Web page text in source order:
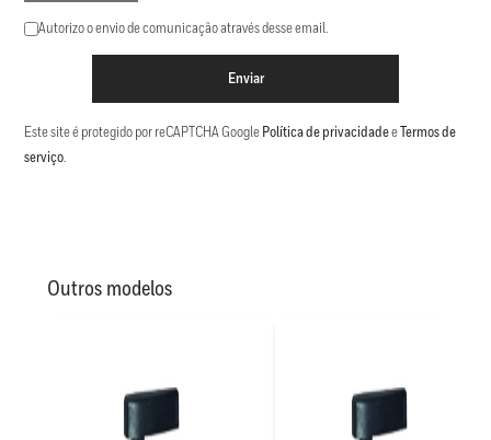
Autorizo o envio de comunicação através desse email.
Enviar
Este site é protegido por reCAPTCHA Google Política de privacidadee Termos de
serviço.
Outros modelos